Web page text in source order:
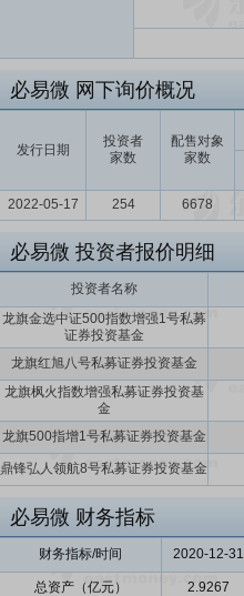
必易微 网下询价概况
发行日期
投资者
家数
配售对象
家数
2022-05-17 254 6678
必易微 投资者报价明细
投资者名称
龙旗金选中证500指数增强1号私募
证券投资基金
龙旗红旭八号私募证券投资基金
龙旗枫火指数增强私募证券投资基
金
龙旗500指增1号私募证券投资基金
鼎锋弘人领航8号私募证券投资基金
必易微 财务指标
财务指标/时间 2020-12-31
总资产（亿元） 2.9267